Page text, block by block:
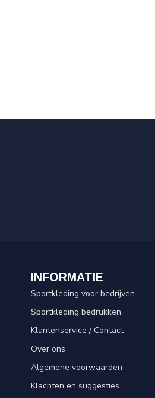
INFORMATIE
Sportkleding voor bedrijven
Sportkleding bedrukken
Klantenservice / Contact
Over ons
Algemene voorwaarden
Klachten en suggesties